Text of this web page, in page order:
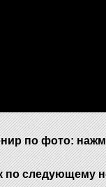
по фото:
по следующему